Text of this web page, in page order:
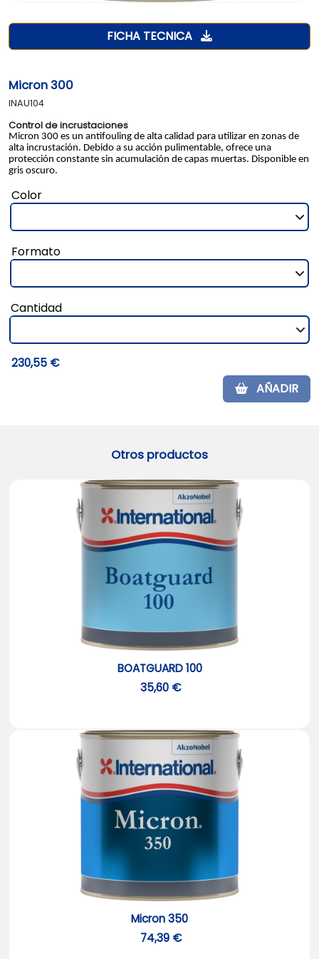
FICHA TECNICA
Micron 300
INAU104
Control de incrustaciones
Micron 300 es un antifouling de alta calidad para utilizar en zonas de
alta incrustación. Debido a su acción pulimentable, ofrece una
protección constante sin acumulación de capas muertas. Disponible en
gris oscuro.
Color
Formato
Cantidad
230,55 €
AÑADIR
Otros productos
BOATGUARD 100
35,60 €
Micron 350
74,39 €